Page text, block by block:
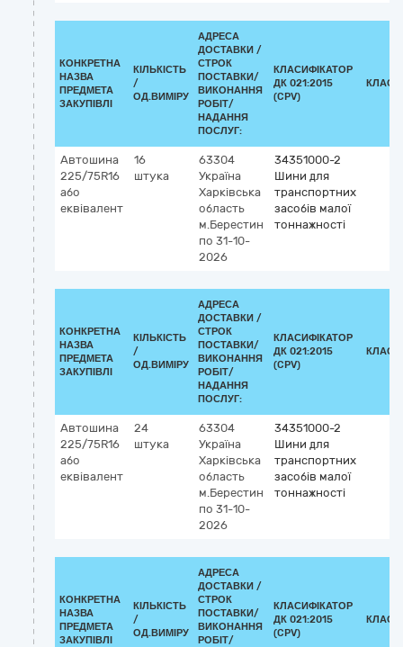
КОНКРЕТНА
НАЗВА
ПРЕДМЕТА
ЗАКУПІВЛІ
КІЛЬКІСТЬ
/
ОД.ВИМІРУ
АДРЕСА
ДОСТАВКИ /
СТРОК
ПОСТАВКИ/
ВИКОНАННЯ
РОБІТ/
НАДАННЯ
ПОСЛУГ:
КЛАСИФІКАТОР
ДК 021:2015
(CPV)
Автошина
225/75R16
або
еквівалент
16
штука
63304
Україна
Харківська
область
м.Берестин
по 31-10-
2026
34351000-2
Шини для
транспортних
засобів малої
тоннажності
КОНКРЕТНА
НАЗВА
ПРЕДМЕТА
ЗАКУПІВЛІ
КІЛЬКІСТЬ
/
ОД.ВИМІРУ
АДРЕСА
ДОСТАВКИ /
СТРОК
ПОСТАВКИ/
ВИКОНАННЯ
РОБІТ/
НАДАННЯ
ПОСЛУГ:
КЛАСИФІКАТОР
ДК 021:2015
(CPV)
Автошина
225/75R16
або
еквівалент
24
штука
63304
Україна
Харківська
область
м.Берестин
по 31-10-
2026
34351000-2
Шини для
транспортних
засобів малої
тоннажності
КОНКРЕТНА
НАЗВА
ПРЕДМЕТА
ЗАКУПІВЛІ
КІЛЬКІСТЬ
/
ОД.ВИМІРУ
АДРЕСА
ДОСТАВКИ /
СТРОК
ПОСТАВКИ/
ВИКОНАННЯ
РОБІТ/
КЛАСИФІКАТОР
ДК 021:2015
(CPV)